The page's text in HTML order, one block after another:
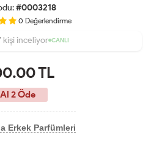
#0003218
0 Değerlendirme
kişi inceliyor CANLI
35 8
TL
2 Öde
Erkek Parfümleri